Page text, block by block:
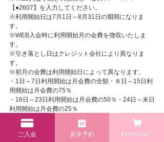
【●2607】を入力してください。
※利用開始日は7月1日～8月31日の期間になりま
す。
※WEB入会時に利用開始月の会費を徴収いたしま
す。
※引き落とし日はクレジット会社により異なりま
す。
※初月の会費は利用開始日によって異なります。
・1日～7日利用開始は月会費の全額・８日～15日利
用開始は月会費の75％
・16日～23日利用開始は月会費の50％・24日～末日
利用開始は月会費の25％
今回のお得なキャンペーンをお見逃しなく！
スタッフ一同、みなさまのご来店を心よりお待ちし
ご入会 見学予約 ｵﾝﾗｲﾝｼｮｯﾌﾟ